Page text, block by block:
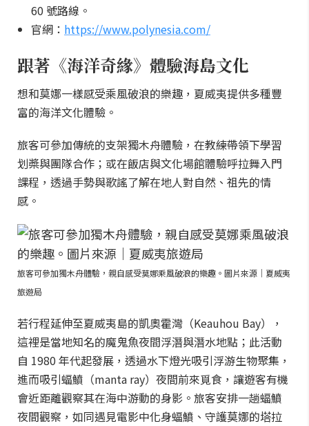
60 號路線。
官網： https://www.polynesia.com/
跟著《海洋奇緣》體驗海島文化
想和莫娜一樣感受乘風破浪的樂趣，夏威夷提供多種豐
富的海洋文化體驗。
旅客可參加傳統的支架獨木舟體驗，在教練帶領下學習
划槳與團隊合作；或在飯店與文化場館體驗呼拉舞入門
課程，透過手勢與歌謠了解在地人對自然、祖先的情
感。
旅客可參加獨木舟體驗，親自感受莫娜乘風破浪的樂趣。圖片來源｜夏威夷
旅遊局
若行程延伸至夏威夷島的凱奧霍灣（Keauhou Bay），
這裡是當地知名的魔鬼魚夜間浮潛與潛水地點；此活動
自 1980 年代起發展，透過水下燈光吸引浮游生物聚集，
進而吸引蝠鱝（manta ray）夜間前來覓食，讓遊客有機
會近距離觀察其在海中游動的身影。旅客安排一趟蝠鱝
夜間觀察，如同遇見電影中化身蝠鱝、守護莫娜的塔拉